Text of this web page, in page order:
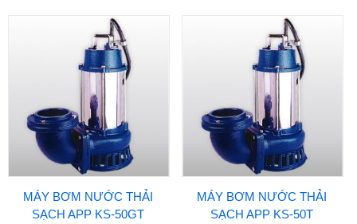
MÁY BƠM NƯỚC THẢI
SẠCH APP KS-50GT
MÁY BƠM NƯỚC THẢI
SẠCH APP KS-50T